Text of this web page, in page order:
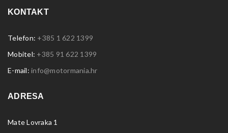
KONTAKT
Telefon: +385 1 622 1399
Mobitel: +385 91 622 1399
E-mail: info@motormania.hr
ADRESA
Mate Lovraka 1